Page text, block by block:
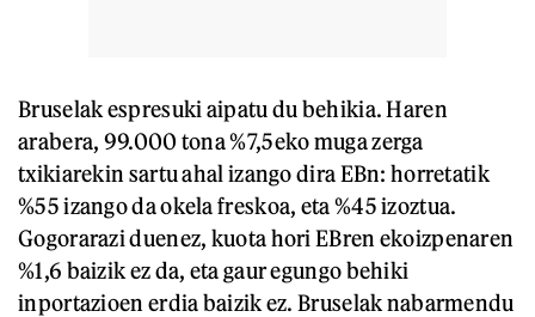
Bruselak espresuki aipatu du behikia. Haren
arabera, 99.000 tona %7,5eko muga zerga
txikiarekin sartu ahal izango dira EBn: horretatik
%55 izango da okela freskoa, eta %45 izoztua.
Gogorarazi duenez, kuota hori EBren ekoizpenaren
%1,6 baizik ez da, eta gaur egungo behiki
inportazioen erdia baizik ez. Bruselak nabarmendu